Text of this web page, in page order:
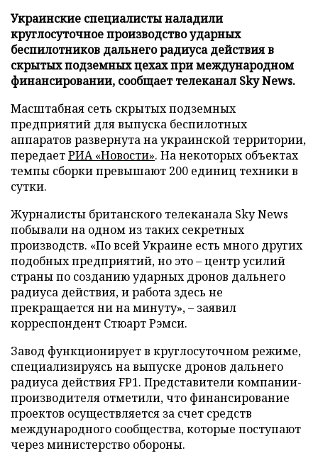
Украинские специалисты наладили
круглосуточное производство ударных
беспилотников дальнего радиуса действия в
скрытых подземных цехах при международном
финансировании, сообщает телеканал Sky News.
Масштабная сеть скрытых подземных
предприятий для выпуска беспилотных
аппаратов развернута на украинской территории,
передаетРИА «Новости». На некоторых объектах
темпы сборки превышают 200 единиц техники в
сутки.
Журналисты британского телеканала Sky News
побывали на одном из таких секретных
производств. «По всей Украине есть много других
подобных предприятий, но это – центр усилий
страны по созданию ударных дронов дальнего
радиуса действия, и работа здесь не
прекращается ни на минуту», – заявил
корреспондент Стюарт Рэмси.
Завод функционирует в круглосуточном режиме,
специализируясь на выпуске дронов дальнего
радиуса действия FP1. Представители компании-
производителя отметили, что финансирование
проектов осуществляется за счет средств
международного сообщества, которые поступают
через министерство обороны.